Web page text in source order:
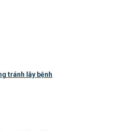
tránh lây bệnh